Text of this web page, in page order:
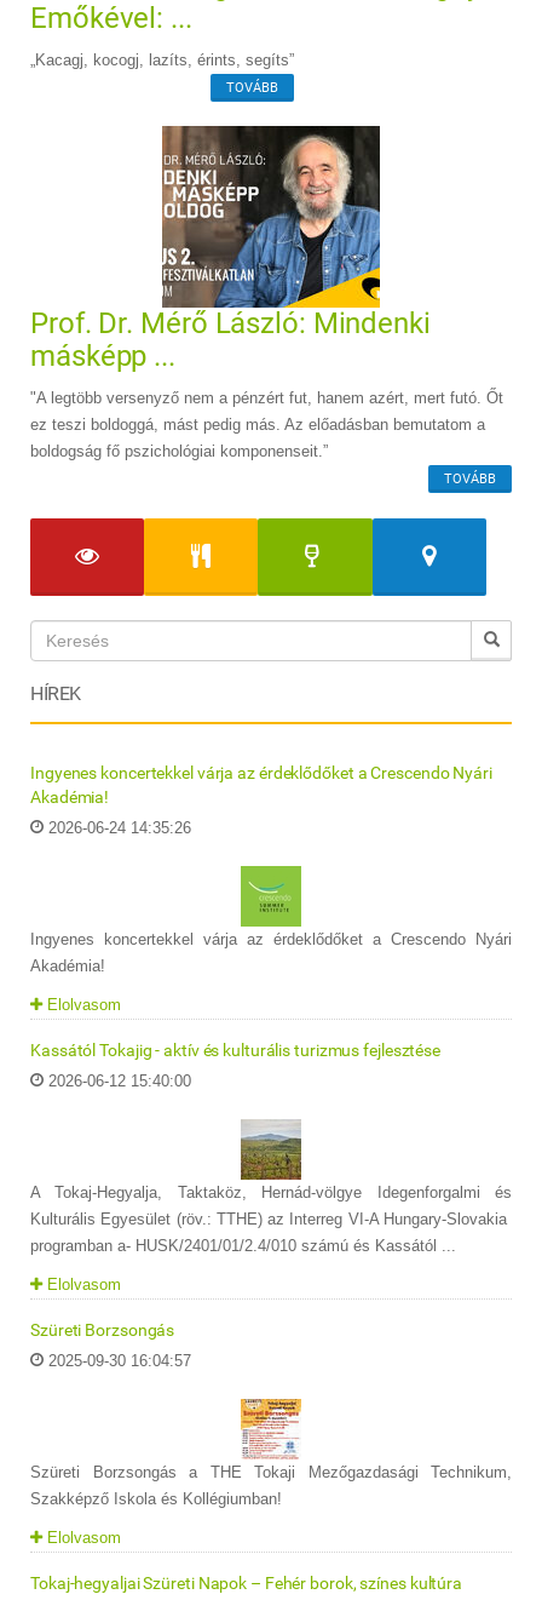
Emőkével: ...
„Kacagj, kocogj, lazíts, érints, segíts”
TOVÁBB
Prof. Dr. Mérő László: Mindenki
másképp ...
"A legtöbb versenyző nem a pénzért fut, hanem azért, mert futó. Őt
ez teszi boldoggá, mást pedig más. Az előadásban bemutatom a
boldogság fő pszichológiai komponenseit.”
TOVÁBB
HÍREK
Ingyenes koncertekkel várja az érdeklődőket a Crescendo Nyári
Akadémia!
2026-06-24 14:35:26
Ingyenes koncertekkel várja az érdeklődőket a Crescendo Nyári
Akadémia!
Elolvasom
Kassától Tokajig - aktív és kulturális turizmus fejlesztése
2026-06-12 15:40:00
A Tokaj-Hegyalja, Taktaköz, Hernád-völgye Idegenforgalmi és
Kulturális Egyesület (röv.: TTHE) az Interreg VI-A Hungary-Slovakia
programban a- HUSK/2401/01/2.4/010 számú és Kassától ...
Elolvasom
Szüreti Borzsongás
2025-09-30 16:04:57
Szüreti Borzsongás a THE Tokaji Mezőgazdasági Technikum,
Szakképző Iskola és Kollégiumban!
Elolvasom
Tokaj-hegyaljai Szüreti Napok – Fehér borok, színes kultúra